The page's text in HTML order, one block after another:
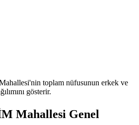
toplam nüfusunun erkek ve
gösterir.
Mahallesi Genel